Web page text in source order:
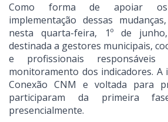
Como forma de apoiar
implementação dessas
nesta quarta-feira, 1º de
destinada a gestores municipais,
e profissionais
monitoramento dos indicadores. A
Conexão CNM e voltada para
participaram da primeira
presencialmente.